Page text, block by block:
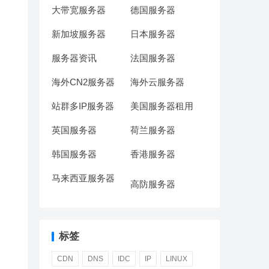
大带宽服务器 德国服务器
新加坡服务器 日本服务器
服务器资讯 法国服务器
海外CN2服务器 海外云服务器
站群多IP服务器 美国服务器租用
英国服务器 荷兰服务器
韩国服务器 香港服务器
马来西亚服务器
高防服务器
标签
CDN DNS IDC IP LINUX